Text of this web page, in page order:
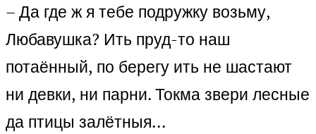
– Да где ж я тебе подружку возьму,
Любавушка? Ить пруд-то наш
потаённый, по берегу ить не шастают
ни девки, ни парни. Токма звери лесные
да птицы залётныя…